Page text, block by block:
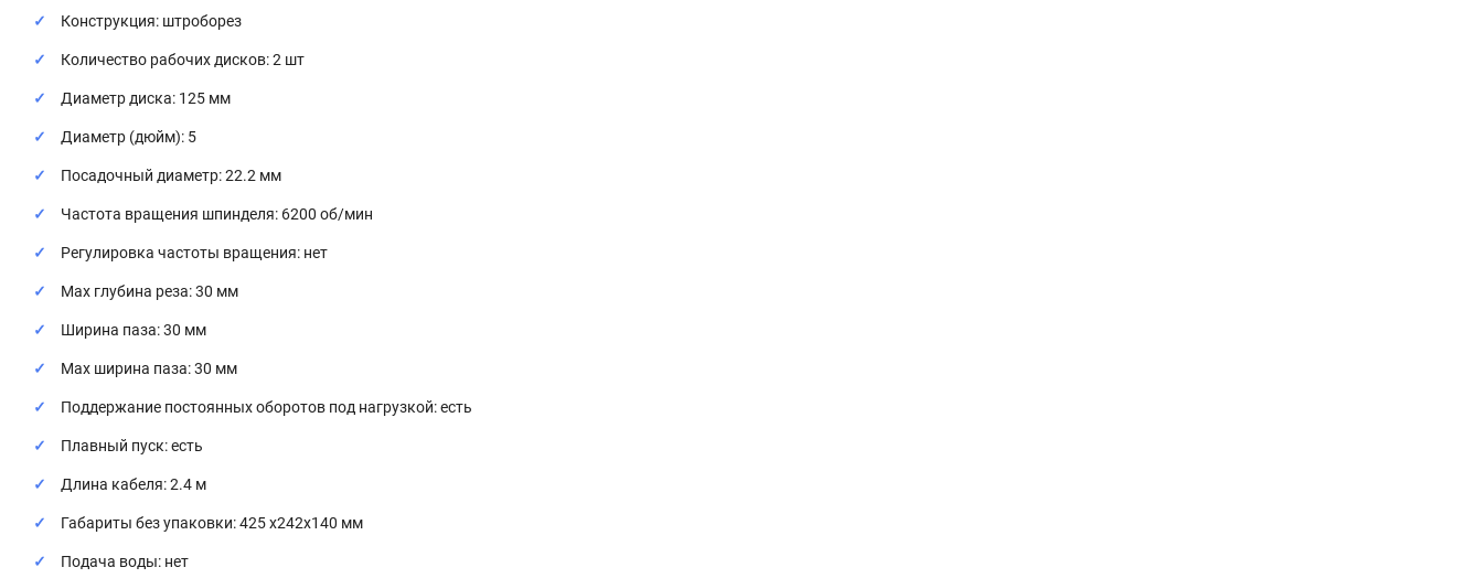
Конструкция: штроборез
Количество рабочих дисков: 2 шт
Диаметр диска: 125 мм
Диаметр (дюйм): 5
Посадочный диаметр: 22.2 мм
Частота вращения шпинделя: 6200 об/мин
Регулировка частоты вращения: нет
Max глубина реза: 30 мм
Ширина паза: 30 мм
Max ширина паза: 30 мм
Поддержание постоянных оборотов под нагрузкой: есть
Плавный пуск: есть
Длина кабеля: 2.4 м
Габариты без упаковки: 425 х242х140 мм
Подача воды: нет